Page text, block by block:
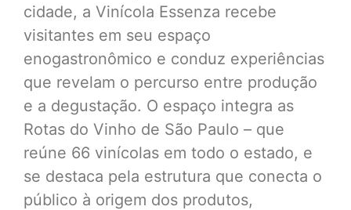
cidade, a Vinícola Essenza recebe
visitantes em seu espaço
enogastronômico e conduz experiências
que revelam o percurso entre produção
e a degustação. O espaço integra as
Rotas do Vinho de São Paulo – que
reúne 66 vinícolas em todo o estado, e
se destaca pela estrutura que conecta o
público à origem dos produtos,